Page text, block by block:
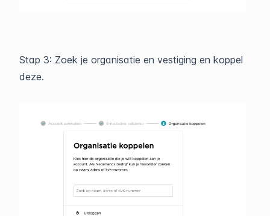
Stap 3: Zoek je organisatie en vestiging en koppel
deze.